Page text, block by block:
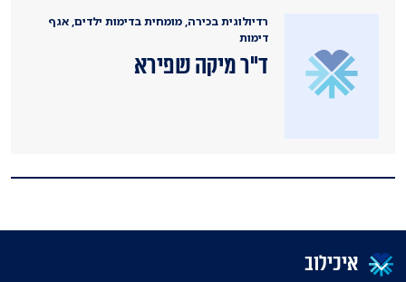
רדיולוגית בכירה, מומחית בדימות ילדים, אגף
דימות
ד"ר מיקה שפירא
איכילוב